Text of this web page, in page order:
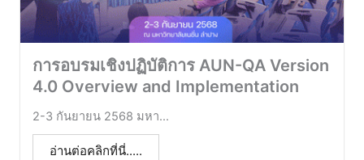
การอบรมเชิงปฏิบัติการ AUN-QA Version
4.0 Overview and Implementation
2-3 กันยายน 2568 มหา...
อ่านต่อคลิกที่นี่.....